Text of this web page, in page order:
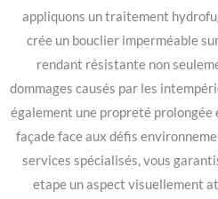
appliquons un traitement
crée un bouclier imperméable
rendant résistante non
dommages causés par les
également une propreté
façade face aux défis
services spécialisés, vous
etape un aspect visuellement